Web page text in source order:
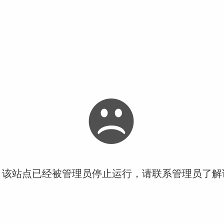
站点已经被管理员停止运行，请联系管理员了